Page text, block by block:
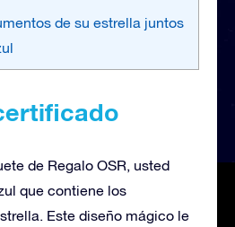
de su estrella juntos
de Regalo OSR, usted
que contiene los
Este diseño mágico le